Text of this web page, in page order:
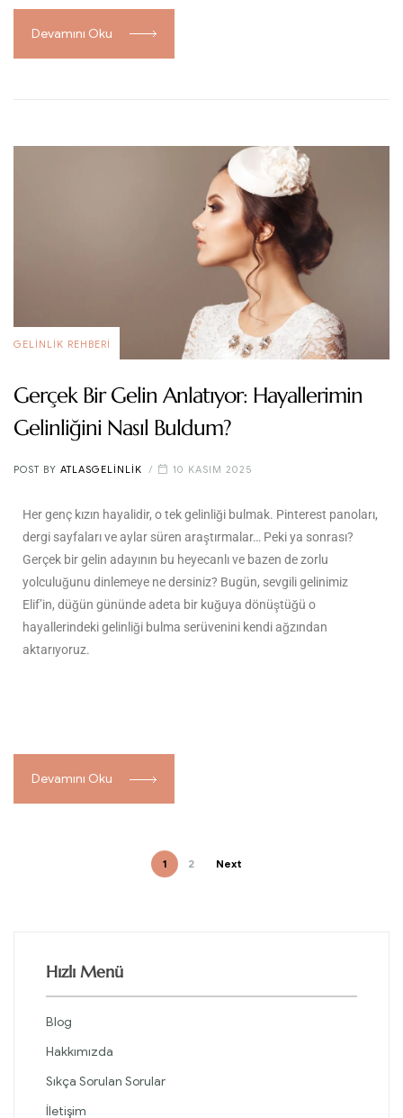
Devamını Oku
GELINLIK REHBERI
Gerçek Bir Gelin Anlatıyor: Hayallerimin
Gelinliğini Nasıl Buldum?
POST BY ATLASGELINLIK 10 KASIM 2025
Her genç kızın hayalidir, o tek gelinliği bulmak. Pinterest panoları,
dergi sayfaları ve aylar süren araştırmalar… Peki ya sonrası?
Gerçek bir gelin adayının bu heyecanlı ve bazen de zorlu
yolculuğunu dinlemeye ne dersiniz? Bugün, sevgili gelinimiz
Elif’in, düğün gününde adeta bir kuğuya dönüştüğü o
hayallerindeki gelinliği bulma serüvenini kendi ağzından
aktarıyoruz.
Devamını Oku
1 2 Next
Hızlı Menü
Blog
Hakkımızda
Sıkça Sorulan Sorular
İletişim